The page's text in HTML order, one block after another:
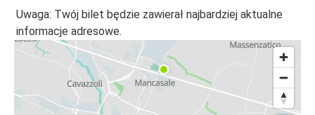
Uwaga: Twój bilet będzie zawierał najbardziej aktualne
informacje adresowe.